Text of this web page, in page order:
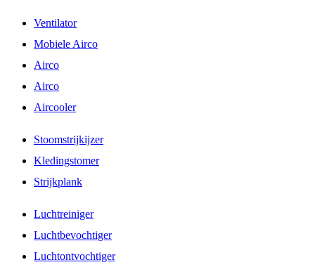
Ventilator
Mobiele Airco
Airco
Airco
Aircooler
Stoomstrijkijzer
Kledingstomer
Strijkplank
Luchtreiniger
Luchtbevochtiger
Luchtontvochtiger